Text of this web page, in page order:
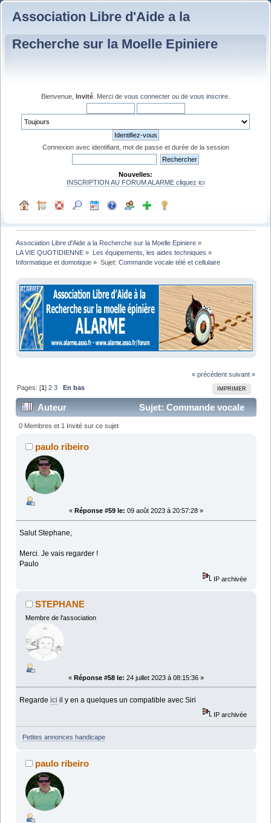
Association Libre d'Aide a la
Recherche sur la Moelle Epiniere
Bienvenue, Invité . Merci de vous connecter ou de vous inscrire
Connexion avec identifiant, mot de passe et durée de la session
Nouvelles:
INSCRIPTION AU FORUM ALARME cliquez ici
Association Libre d'Aide a la Recherche sur la Moelle Epiniere »
LA VIE QUOTIDIENNE » Les équipements, les aides techniques »
Informatique et domotique » Sujet: Commande vocale télé et cellulaire
« précédent suivant »
IMPRIMER
Pages: [1]2 3 En bas
Auteur
Sujet: Commande vocale
télé et cellulaire (Lu 90091 fois)
0 Membres et 1 Invité sur ce sujet
paulo ribeiro
« Réponse #59 le: 09 août 2023 à 20:57:28 »
Salut Stephane,
Merci. Je vais regarder !
Paulo
IP archivée
STEPHANE
Membre de l'association
« Réponse #58 le: 24 juillet 2023 à 08:15:36 »
Regardeici il y en a quelques un compatible avec Siri
IP archivée
Petites annonces handicape
paulo ribeiro